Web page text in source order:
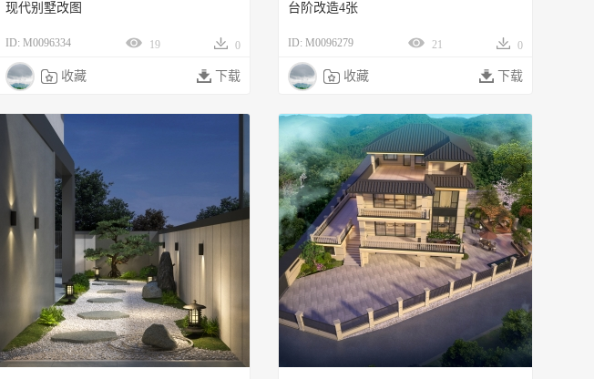
现代别墅改图
ID: M0096334 19 0
 收藏  下载
台阶改造4张
ID: M0096279 21 0
 收藏  下载